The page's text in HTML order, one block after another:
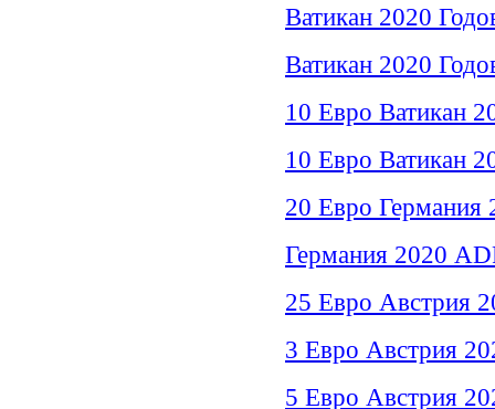
Ватикан 2020
Ватикан 2020
10 Евро Ватикан
10 Евро Ватикан
20 Евро Германия
Германия 2020
25 Евро Австрия
3 Евро Австрия
5 Евро Австрия